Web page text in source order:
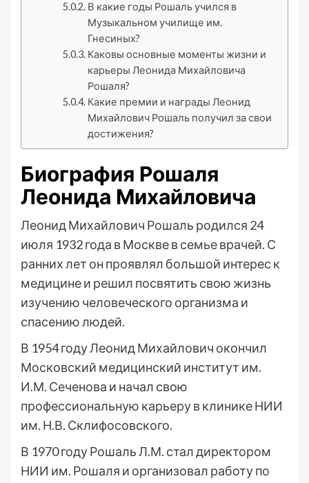
В какие годы Рошаль учился в
Музыкальном училище им.
Гнесиных?
Каковы основные моменты жизни и
карьеры Леонида Михайловича
Рошаля?
Какие премии и награды Леонид
Михайлович Рошаль получил за свои
достижения?
Биография Рошаля
Леонида Михайловича
Леонид Михайлович Рошаль родился 24
июля 1932 года в Москве в семье врачей. С
ранних лет он проявлял большой интерес к
медицине и решил посвятить свою жизнь
изучению человеческого организма и
спасению людей.
В 1954 году Леонид Михайлович окончил
Московский медицинский институт им.
И.М. Сеченова и начал свою
профессиональную карьеру в клинике НИИ
им. Н.В. Склифосовского.
В 1970 году Рошаль Л.М. стал директором
НИИ им. Рошаля и организовал работу по